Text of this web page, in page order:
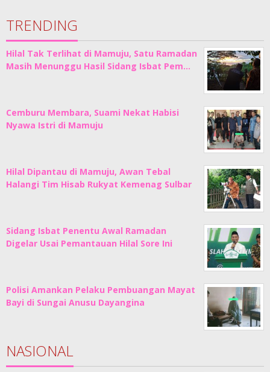
TRENDING
Hilal Tak Terlihat di Mamuju, Satu Ramadan
Masih Menunggu Hasil Sidang Isbat Pem…
Cemburu Membara, Suami Nekat Habisi
Nyawa Istri di Mamuju
Hilal Dipantau di Mamuju, Awan Tebal
Halangi Tim Hisab Rukyat Kemenag Sulbar
Sidang Isbat Penentu Awal Ramadan
Digelar Usai Pemantauan Hilal Sore Ini
Polisi Amankan Pelaku Pembuangan Mayat
Bayi di Sungai Anusu Dayangina
NASIONAL